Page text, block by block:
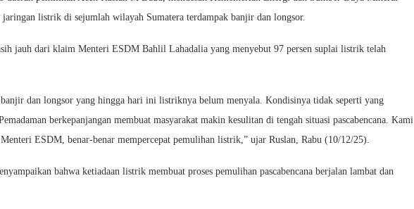
listrik di sejumlah wilayah Sumatera terdampak banjir dan longsor.
jauh dari klaim Menteri ESDM Bahlil Lahadalia yang menyebut 97 persen suplai listrik telah
banjir dan longsor yang hingga hari ini listriknya belum menyala. Kondisinya tidak seperti yang
berkepanjangan membuat masyarakat makin kesulitan di tengah situasi pascabencana. Kami
ESDM, benar-benar mempercepat pemulihan listrik,” ujar Ruslan, Rabu (10/12/25).
bahwa ketiadaan listrik membuat proses pemulihan pascabencana berjalan lambat dan